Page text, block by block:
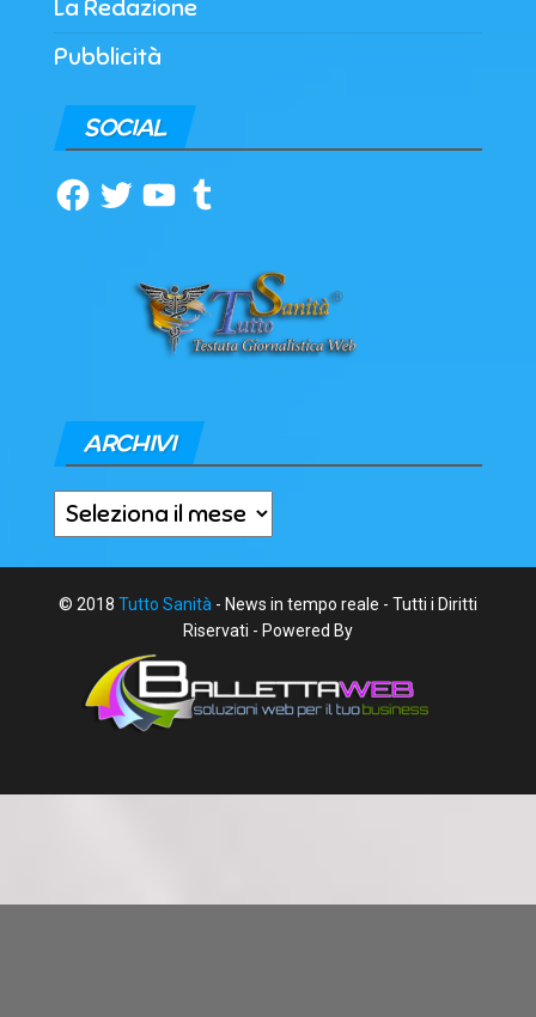
La Redazione
Pubblicità
SOCIAL
Facebook
TwitterYouTubeTumblr
ARCHIVI
Archivi
© 2018 Tutto Sanità - News in tempo reale - Tutti i Diritti
Riservati - Powered By